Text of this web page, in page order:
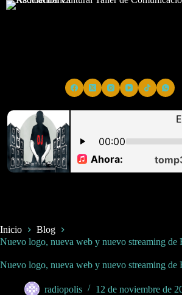
Saltar
Inicio
Blog
Nuevo logo, nueva web y nuevo streaming de
Nuevo logo, nueva web y nuevo streaming de
radiopolis 12 de noviembre de